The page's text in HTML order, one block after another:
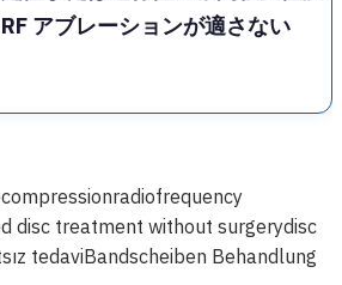
アブレーションが適さない
radiofrequency
disc treatment without surgerydisc
tedaviBandscheiben Behandlung